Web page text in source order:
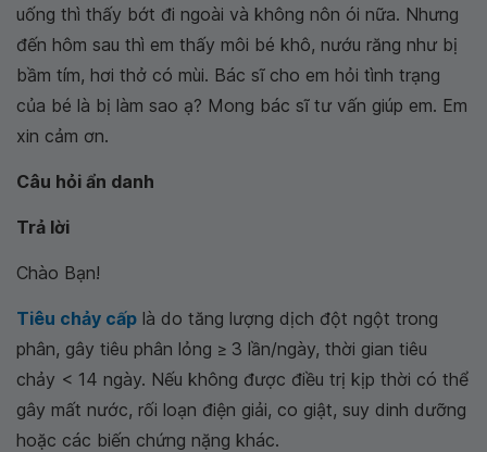
uống thì thấy bớt đi ngoài và không nôn ói nữa. Nhưng
đến hôm sau thì em thấy môi bé khô, nướu răng như bị
bầm tím, hơi thở có mùi. Bác sĩ cho em hỏi tình trạng
của bé là bị làm sao ạ? Mong bác sĩ tư vấn giúp em. Em
xin cảm ơn.
Câu hỏi ẩn danh
Trả lời
Chào Bạn!
Tiêu chảy cấp là do tăng lượng dịch đột ngột trong
phân, gây tiêu phân lỏng ≥ 3 lần/ngày, thời gian tiêu
chảy < 14 ngày. Nếu không được điều trị kịp thời có thể
gây mất nước, rối loạn điện giải, co giật, suy dinh dưỡng
hoặc các biến chứng nặng khác.